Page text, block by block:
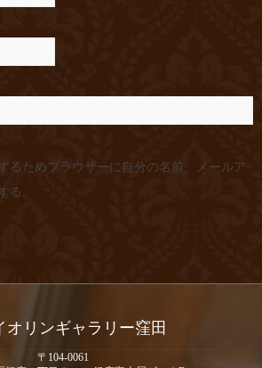
るためブラウザーに自分の名前、メールア
る。
オリンギャラリー窪田
〒104-0061